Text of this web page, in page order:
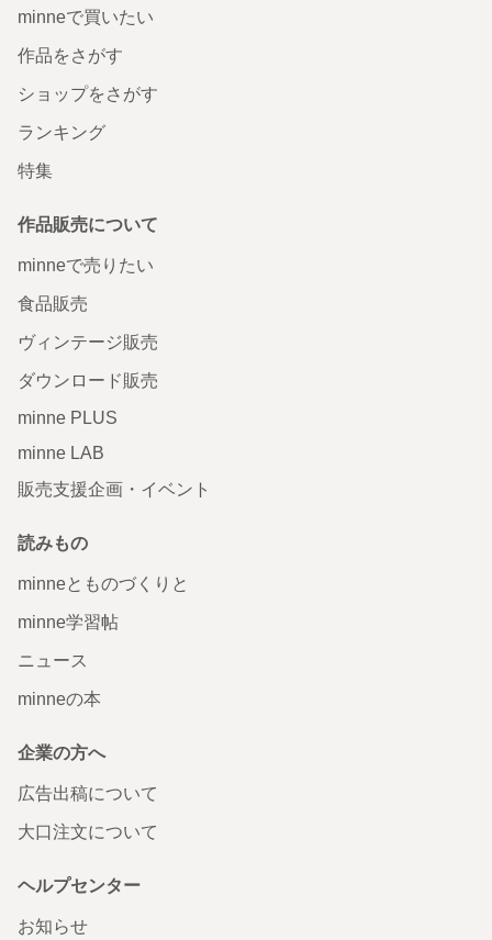
minneで買いたい
作品をさがす
ショップをさがす
ランキング
特集
作品販売について
minneで売りたい
食品販売
ヴィンテージ販売
ダウンロード販売
minne PLUS
minne LAB
販売支援企画・イベント
読みもの
minneとものづくりと
minne学習帖
ニュース
minneの本
企業の方へ
広告出稿について
大口注文について
ヘルプセンター
お知らせ